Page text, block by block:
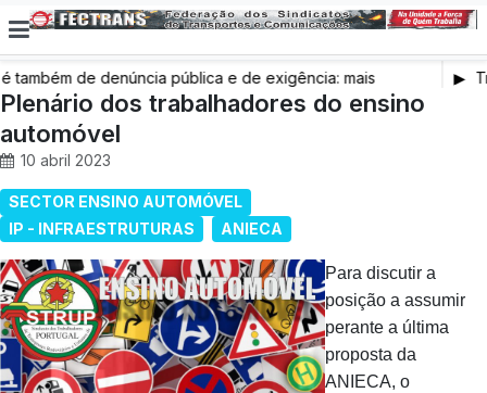
também de denúncia pública e de exigência: mais
saúde, mais condições de trabalho e mais SNS
Plenário dos trabalhadores do ensino
automóvel
10 abril 2023
SECTOR ENSINO AUTOMÓVEL
IP - INFRAESTRUTURAS
ANIECA
Para discutir a
posição a assumir
perante a última
proposta da
ANIECA, o